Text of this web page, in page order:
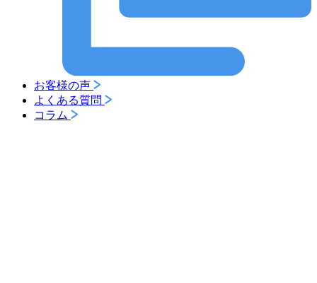
お客様の声
よくある質問
コラム